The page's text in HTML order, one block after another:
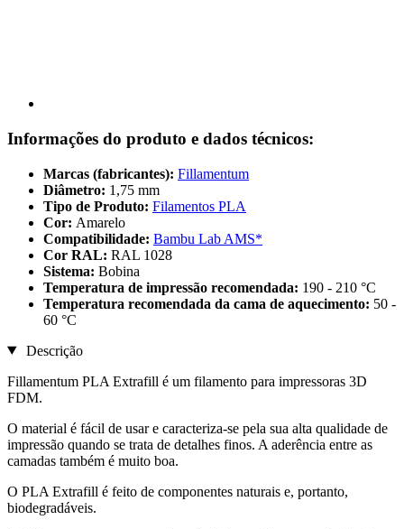
Informações do produto e dados técnicos:
Marcas (fabricantes): Fillamentum
Diâmetro: 1,75 mm
Tipo de Produto: Filamentos PLA
Cor: Amarelo
Compatibilidade: Bambu Lab AMS*
Cor RAL: RAL 1028
Sistema: Bobina
Temperatura de impressão recomendada: 190 - 210 °C
Temperatura recomendada da cama de aquecimento: 50 -
60 °C
Descrição
Fillamentum PLA Extrafill é um filamento para impressoras 3D
FDM.
O material é fácil de usar e caracteriza-se pela sua alta qualidade de
impressão quando se trata de detalhes finos. A aderência entre as
camadas também é muito boa.
O PLA Extrafill é feito de componentes naturais e, portanto,
biodegradáveis.